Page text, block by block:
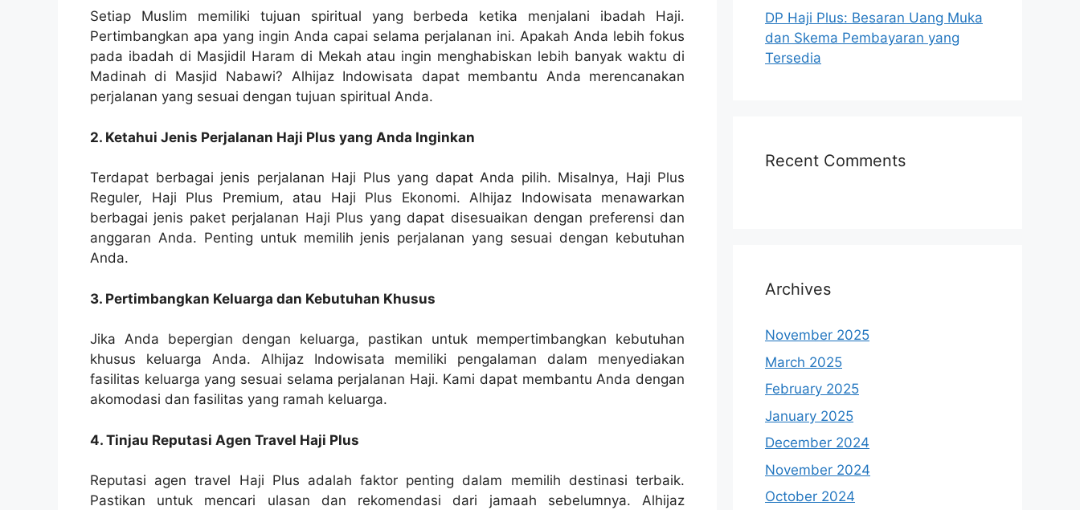
Setiap Muslim memiliki tujuan spiritual yang berbeda ketika menjalani ibadah Haji.
Pertimbangkan apa yang ingin Anda capai selama perjalanan ini. Apakah Anda lebih fokus
pada ibadah di Masjidil Haram di Mekah atau ingin menghabiskan lebih banyak waktu di
Madinah di Masjid Nabawi? Alhijaz Indowisata dapat membantu Anda merencanakan
perjalanan yang sesuai dengan tujuan spiritual Anda.
2. Ketahui Jenis Perjalanan Haji Plus yang Anda Inginkan
Terdapat berbagai jenis perjalanan Haji Plus yang dapat Anda pilih. Misalnya, Haji Plus
Reguler, Haji Plus Premium, atau Haji Plus Ekonomi. Alhijaz Indowisata menawarkan
berbagai jenis paket perjalanan Haji Plus yang dapat disesuaikan dengan preferensi dan
anggaran Anda. Penting untuk memilih jenis perjalanan yang sesuai dengan kebutuhan
Anda.
3. Pertimbangkan Keluarga dan Kebutuhan Khusus
Jika Anda bepergian dengan keluarga, pastikan untuk mempertimbangkan kebutuhan
khusus keluarga Anda. Alhijaz Indowisata memiliki pengalaman dalam menyediakan
fasilitas keluarga yang sesuai selama perjalanan Haji. Kami dapat membantu Anda dengan
akomodasi dan fasilitas yang ramah keluarga.
4. Tinjau Reputasi Agen Travel Haji Plus
Reputasi agen travel Haji Plus adalah faktor penting dalam memilih destinasi terbaik.
Pastikan untuk mencari ulasan dan rekomendasi dari jamaah sebelumnya. Alhijaz
DP Haji Plus: Besaran Uang Muka
dan Skema Pembayaran yang
Tersedia
Recent Comments
Archives
November 2025
March 2025
February 2025
January 2025
December 2024
November 2024
October 2024